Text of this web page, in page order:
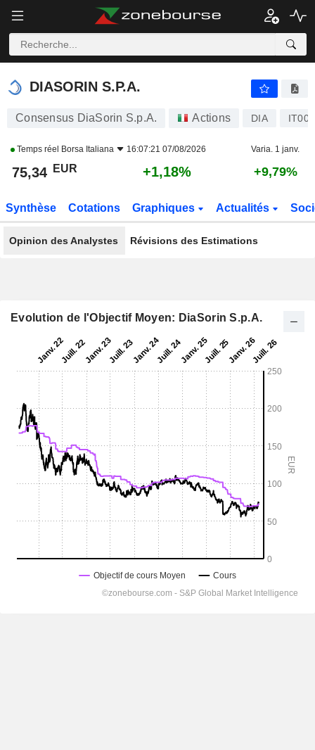
DIASORIN S.P.A.
DIASORIN S.P.A.
Consensus DiaSorin S.p.A. Actions DIA
Temps réel Borsa Italiana 16:07:21 07/08/2026 Varia. 1 janv.
75,34 EUR +1,18% +9,79%
Synthèse Cotations Graphiques Actualités
Opinion des Analystes Révisions des Estimations
Evolution de l'Objectif Moyen: DiaSorin S.p.A.